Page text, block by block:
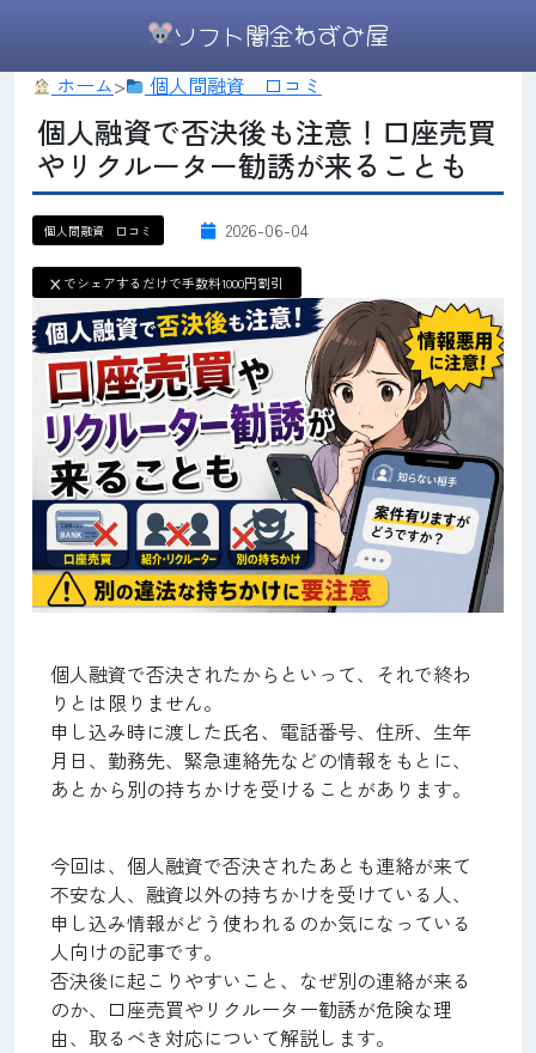
ソフト闇金ねずみ屋
ホーム> 個人間融資 口コミ
個人融資で否決後も注意！口座売買
やリクルーター勧誘が来ることも
個人間融資 口コミ 2026-06-04
X でシェアするだけで手数料1000円割引
個人融資で否決されたからといって、それで終わ
りとは限りません。
申し込み時に渡した氏名、電話番号、住所、生年
月日、勤務先、緊急連絡先などの情報をもとに、
あとから別の持ちかけを受けることがあります。
今回は、個人融資で否決されたあとも連絡が来て
不安な人、融資以外の持ちかけを受けている人、
申し込み情報がどう使われるのか気になっている
人向けの記事です。
否決後に起こりやすいこと、なぜ別の連絡が来る
のか、口座売買やリクルーター勧誘が危険な理
由、取るべき対応について解説します。